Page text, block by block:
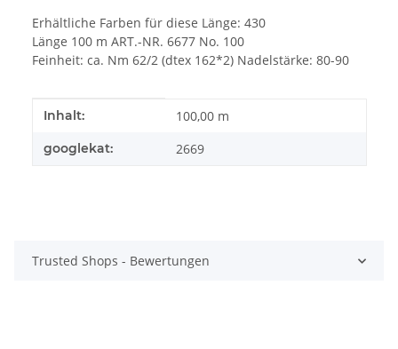
Erhältliche Farben für diese Länge: 430
Länge 100 m ART.-NR. 6677 No. 100
Feinheit: ca. Nm 62/2 (dtex 162*2) Nadelstärke: 80-90
Produkteigenschaft
Wert
Inhalt: 100,00 m
googlekat: 2669
Trusted Shops - Bewertungen